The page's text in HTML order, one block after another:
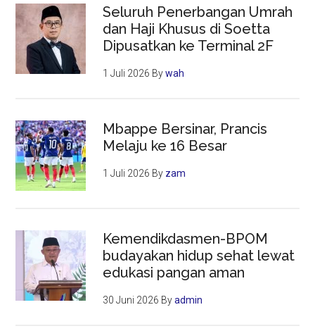
Seluruh Penerbangan Umrah
dan Haji Khusus di Soetta
Dipusatkan ke Terminal 2F
1 Juli 2026 Bywah
Mbappe Bersinar, Prancis
Melaju ke 16 Besar
1 Juli 2026 By zam
Kemendikdasmen-BPOM
budayakan hidup sehat lewat
edukasi pangan aman
30 Juni 2026 Byadmin